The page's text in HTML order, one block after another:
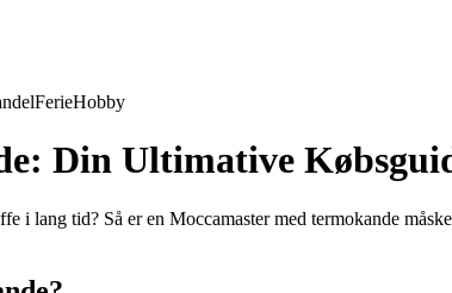
FerieHobby
Din Ultimative
i lang tid? Så er en Moccamaster med termokande